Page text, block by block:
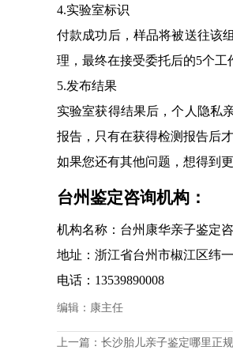
4.实验室标识
付款成功后，样品将被送往该
理，最终在接受委托后的5个工
5.发布结果
实验室获得结果后，个人隐私
报告，只有在获得检测报告后
如果您还有其他问题，想得到
台州鉴定咨询机构：
机构名称：台州康华亲子鉴定
地址：浙江省台州市椒江区纬
电话：13539890008
编辑：康主任
上一篇： 长沙胎儿亲子鉴定哪里正